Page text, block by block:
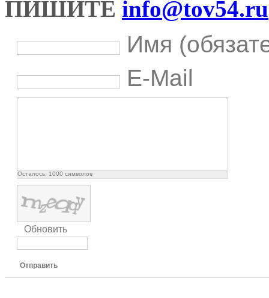
ПИШИТЕ info@tov54.ru
Имя
E-Mail
Осталось: 1000 символов
Обновить
Отправить